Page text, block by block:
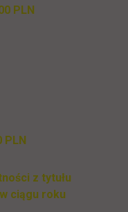
PLN
PLN
z tytułu
ciągu roku